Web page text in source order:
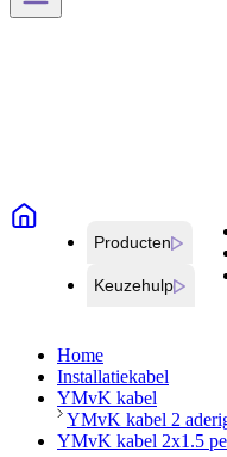
Producten
Keuzehulp
Home
Installatiekabel
YMvK kabel
YMvK kabel 2
YMvK kabel 2x1.5